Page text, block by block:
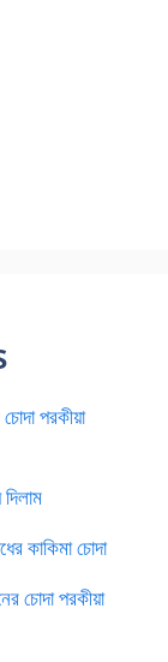
পরকীয়া
চোদা
চোদা পরকীয়া